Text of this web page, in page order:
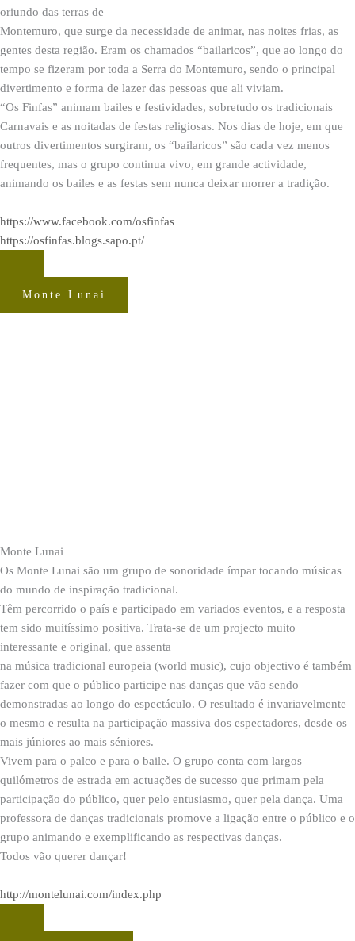
oriundo das terras de
Montemuro, que surge da necessidade de animar, nas noites frias, as
gentes desta região. Eram os chamados “bailaricos”, que ao longo do
tempo se fizeram por toda a Serra do Montemuro, sendo o principal
divertimento e forma de lazer das pessoas que ali viviam.
“Os Finfas” animam bailes e festividades, sobretudo os tradicionais
Carnavais e as noitadas de festas religiosas. Nos dias de hoje, em que
outros divertimentos surgiram, os “bailaricos” são cada vez menos
frequentes, mas o grupo continua vivo, em grande actividade,
animando os bailes e as festas sem nunca deixar morrer a tradição.
https://www.facebook.com/osfinfas
https://osfinfas.blogs.sapo.pt/
Monte Lunai
Monte Lunai
Os Monte Lunai são um grupo de sonoridade ímpar tocando músicas
do mundo de inspiração tradicional.
Têm percorrido o país e participado em variados eventos, e a resposta
tem sido muitíssimo positiva. Trata-se de um projecto muito
interessante e original, que assenta
na música tradicional europeia (world music), cujo objectivo é também
fazer com que o público participe nas danças que vão sendo
demonstradas ao longo do espectáculo. O resultado é invariavelmente
o mesmo e resulta na participação massiva dos espectadores, desde os
mais júniores ao mais séniores.
Vivem para o palco e para o baile. O grupo conta com largos
quilómetros de estrada em actuações de sucesso que primam pela
participação do público, quer pelo entusiasmo, quer pela dança. Uma
professora de danças tradicionais promove a ligação entre o público e o
grupo animando e exemplificando as respectivas danças.
Todos vão querer dançar!
http://montelunai.com/index.php